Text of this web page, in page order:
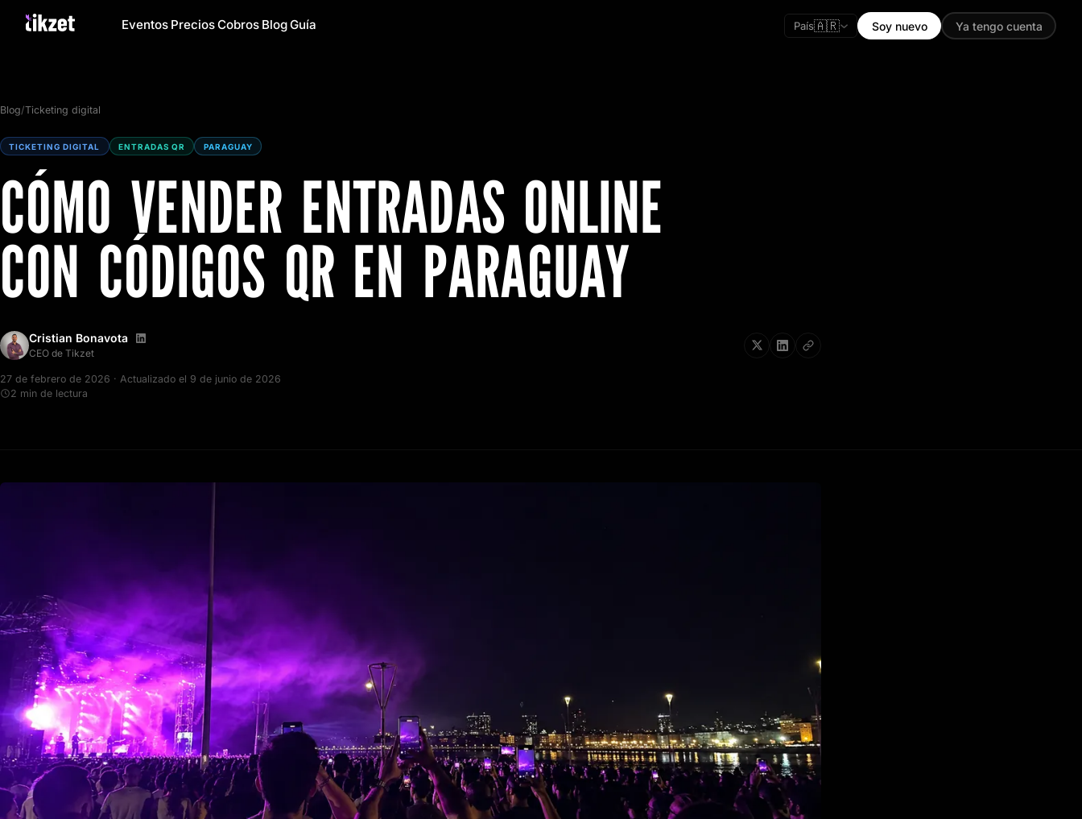
Eventos PreciosCobros BlogGuía País🇦🇷 Soy nuevo Ya tengo cuenta
Blog/Ticketing digital
TICKETING DIGITAL ENTRADAS QR PARAGUAY
CÓMO VENDER ENTRADAS ONLINE
CON CÓDIGOS QR EN PARAGUAY
Cristian Bonavota
CEO de Tikzet
27 de febrero de 2026 · Actualizado el 9 de junio de 2026
2 min de lectura